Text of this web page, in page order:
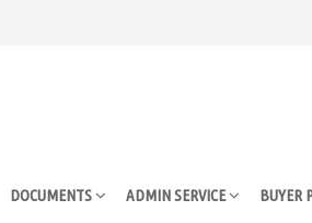
DOCUMENTS ADMIN SERVICE BUYER